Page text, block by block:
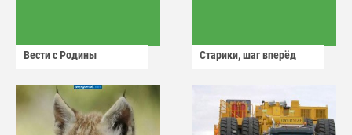
Вести с Родины Старики, шаг вперёд